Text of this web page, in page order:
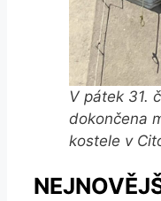
V pátek 31.
dokončena
kostele v